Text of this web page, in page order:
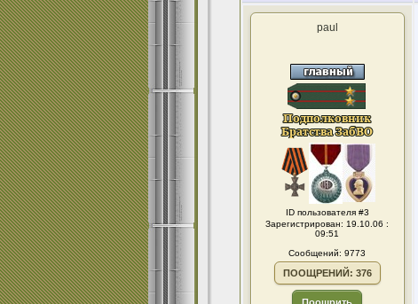
paul
ID пользователя #3
Зарегистрирован: 19.10.06 :
09:51
Сообщений: 9773
ПООЩРЕНИЙ: 376